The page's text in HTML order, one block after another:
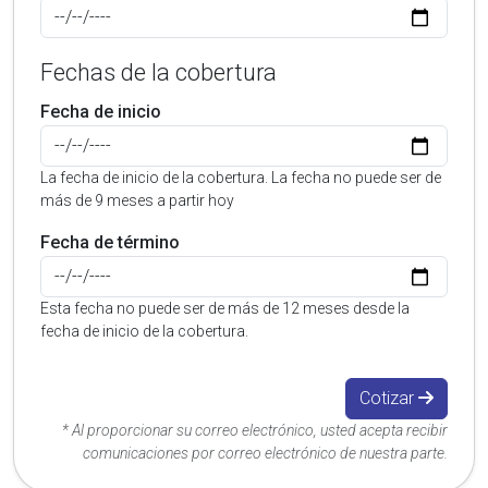
Fechas de la cobertura
Fecha de inicio
La fecha de inicio de la cobertura. La fecha no puede ser de
más de 9 meses a partir hoy
Fecha de término
Esta fecha no puede ser de más de 12 meses desde la
fecha de inicio de la cobertura.
Cotizar
* Al proporcionar su correo electrónico, usted acepta recibir
comunicaciones por correo electrónico de nuestra parte.